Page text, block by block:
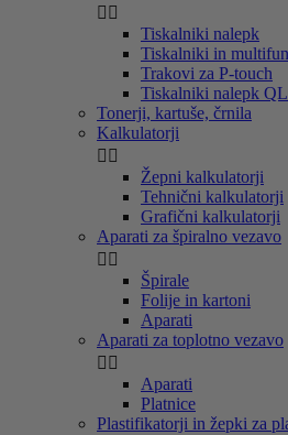
 
Tiskalniki nalepk
Tiskalniki in
Trakovi za P-touch
Tiskalniki nalepk
Tonerji, kartuše, črnila
Kalkulatorji
 
Žepni kalkulatorji
Tehnični kalkulatorji
Grafični kalkulatorji
Aparati za špiralno vezavo
 
Špirale
Folije in kartoni
Aparati
Aparati za toplotno vezavo
 
Aparati
Platnice
Plastifikatorji in žepki za